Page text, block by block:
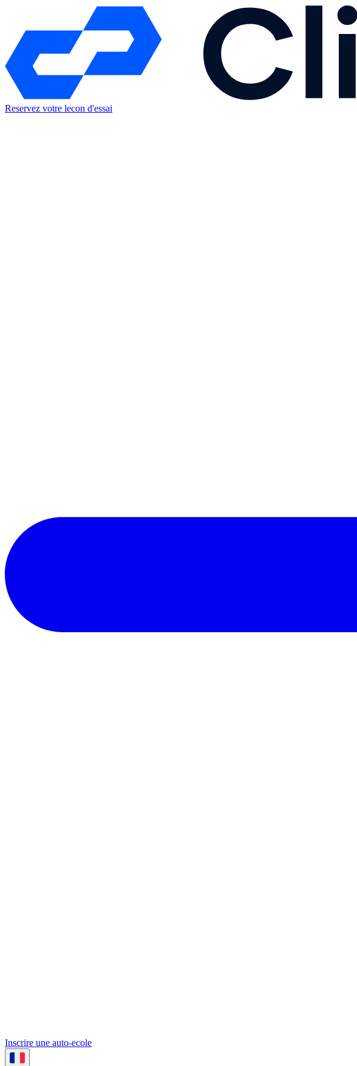
Reservez votre lecon d'essai
Inscrire une auto-ecole